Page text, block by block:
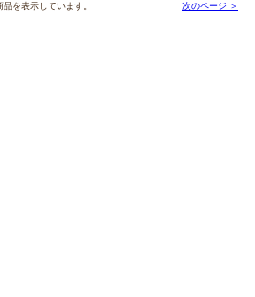
を表示しています。 次のページ ＞